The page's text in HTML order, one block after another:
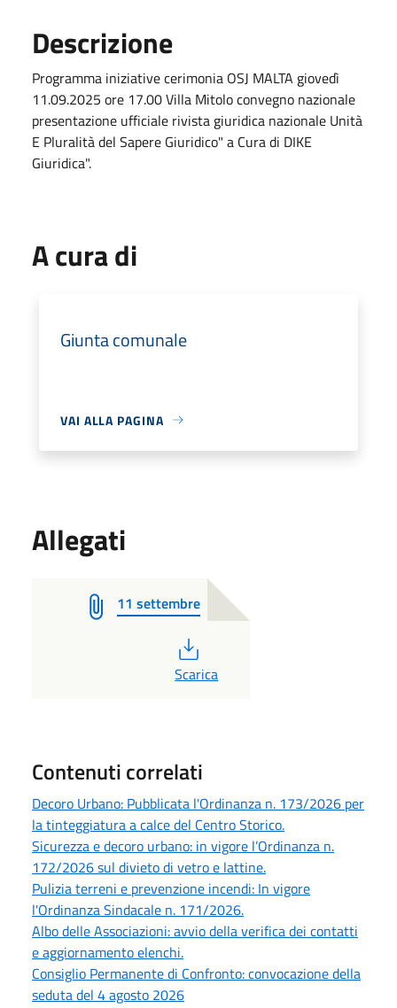
Descrizione
Programma iniziative cerimonia OSJ MALTA giovedì
11.09.2025 ore 17.00 Villa Mitolo convegno nazionale
presentazione ufficiale rivista giuridica nazionale Unità
E Pluralità del Sapere Giuridico" a Cura di DIKE
Giuridica".
A cura di
Giunta comunale
VAI ALLA PAGINA
Allegati
11 settembre
PDF
Scarica
Contenuti correlati
Decoro Urbano: Pubblicata l'Ordinanza n. 173/2026 per
la tinteggiatura a calce del Centro Storico.
Sicurezza e decoro urbano: in vigore l’Ordinanza n.
172/2026 sul divieto di vetro e lattine.
Pulizia terreni e prevenzione incendi: In vigore
l'Ordinanza Sindacale n. 171/2026.
Albo delle Associazioni: avvio della verifica dei contatti
e aggiornamento elenchi.
Consiglio Permanente di Confronto: convocazione della
seduta del 4 agosto 2026